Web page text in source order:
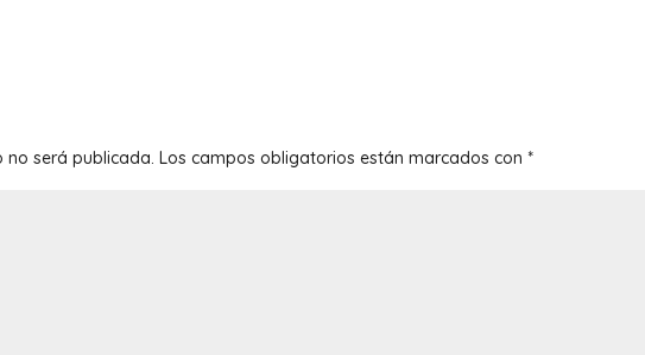
no será publicada. Los campos obligatorios están marcados con *